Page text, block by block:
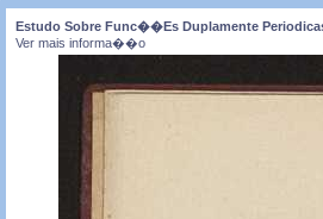
Estudo Sobre Func��es Duplamente
Ver mais informa��o